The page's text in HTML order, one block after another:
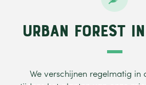
Urban Forest
We verschijnen regelmatig in